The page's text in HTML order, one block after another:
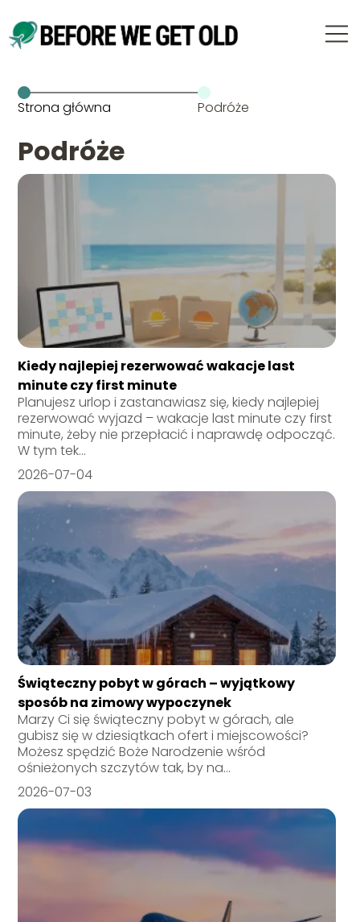
Strona główna Podróże
Podróże
Kiedy najlepiej rezerwować wakacje last
minute czy first minute
Planujesz urlop i zastanawiasz się, kiedy najlepiej
rezerwować wyjazd – wakacje last minute czy first
minute, żeby nie przepłacić i naprawdę odpocząć.
W tym tek...
2026-07-04
Świąteczny pobyt w górach – wyjątkowy
sposób na zimowy wypoczynek
Marzy Ci się świąteczny pobyt w górach, ale
gubisz się w dziesiątkach ofert i miejscowości?
Możesz spędzić Boże Narodzenie wśród
ośnieżonych szczytów tak, by na...
2026-07-03